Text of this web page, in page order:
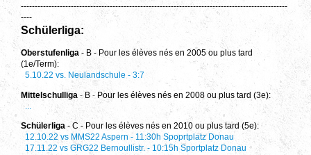
------------------------------------------------------------------------------------------------
----
Schülerliga:
Oberstufenliga - B - Pour les élèves nés en 2005 ou plus tard
(1e/Term):
5.10.22 vs. Neulandschule - 3:7
Mittelschulliga - B -Pour les élèves nés en 2008 ou plus tard (3e):
...
Schülerliga - C - Pour les élèves nés en 2010 ou plus tard (5e):
12.10.22 vs MMS22 Aspern - 11:30h Spoprtplatz Donau
17.11.22 vs GRG22 Bernoullistr. - 10:15h Sportplatz Donau